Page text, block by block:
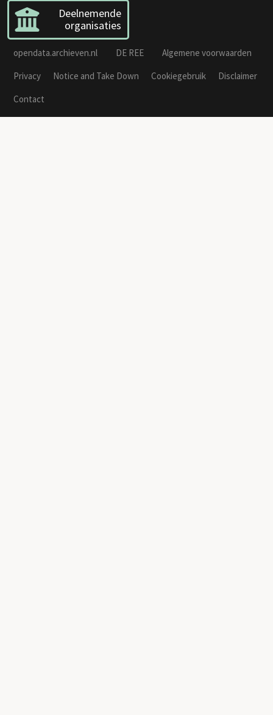
Deelnemende
organisaties
opendata.archieven.nl DE REE
Algemene voorwaarden
Privacy
Notice and Take Down Cookiegebruik
Disclaimer
Contact